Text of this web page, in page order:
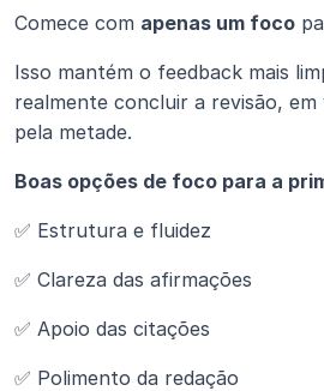
Comece com apenas um foco
Isso mantém o feedback mais
realmente concluir a revisão,
pela metade.
Boas opções de foco para a
✅ Estrutura e fluidez
✅ Clareza das afirmações
✅ Apoio das citações
✅ Polimento da redação